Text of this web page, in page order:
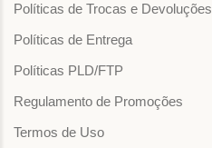
Políticas de Trocas e Devoluções
Políticas de Entrega
Políticas PLD/FTP
Regulamento de Promoções
Termos de Uso